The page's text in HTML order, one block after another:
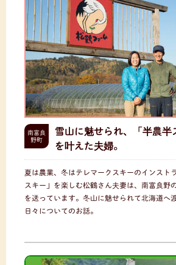
南富良
野町
雪山に魅せられ、「半農半
を叶えた夫婦。
夏は農業、冬はテレマークスキーのインスト
スキー」を楽しむ松鶴さん夫妻は、南富良野
を送っています。冬山に魅せられて北海道へ
日々についてのお話。